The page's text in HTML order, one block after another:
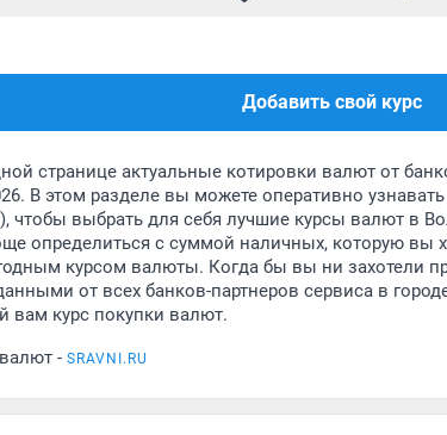
Добавить свой курс
странице актуальные котировки валют от
В этом разделе вы можете оперативно
чтобы выбрать для себя лучшие курсы валют в
определиться с суммой наличных, которую вы
курсом валюты. Когда бы вы ни захотели
от всех банков-партнеров сервиса в
вам курс покупки валют.
- SRAVNI.RU